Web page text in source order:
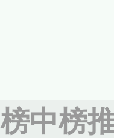
榜中榜